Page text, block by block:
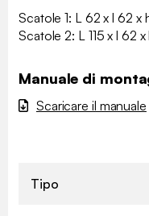
Scatole 1: L 62 x l 62 x
Scatole 2: L 115 x l 62
Manuale di
Scaricare il manuale
Tipo